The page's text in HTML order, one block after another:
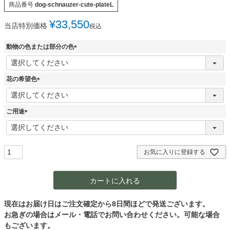
商品番号 dog-schnauzer-cute-plateL
当店特別価格 ¥33,550税込
動物の色または部分の色
(
花の希望色
(
必
ご用途
(
必
お気に入りに登録する
カートに入れる
現在はお届け日はご注文確定から8日間ほどで発送ございます。
お急ぎの場合はメール・電話でお問い合わせください。可能な場合
もございます。